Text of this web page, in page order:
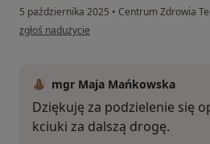
5 października 2025 • Centrum Zdrowia
w opinii użytkownika JJ
zgłoś nadużycie
mgr Maja Mańkowska
Dziękuję za podzielenie się
kciuki za dalszą drogę.